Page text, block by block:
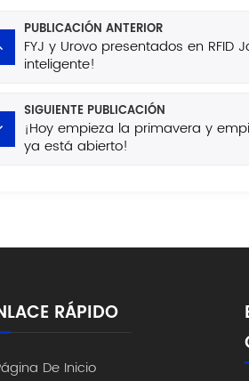
PUBLICACIÓN ANTERIOR
FYJ y Urovo presentados en RFID
inteligente!
SIGUIENTE PUBLICACIÓN
¡Hoy empieza la primavera y
ya está abierto!
RÁPIDO
De Inicio